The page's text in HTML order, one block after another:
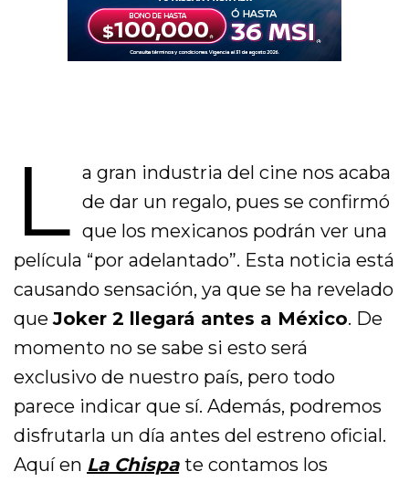
L a gran industria del cine nos acaba
de dar un regalo, pues se confirmó
que los mexicanos podrán ver una
película “por adelantado”. Esta noticia está
causando sensación, ya que se ha revelado
queJoker 2 llegará antes a México. De
momento no se sabe si esto será
exclusivo de nuestro país, pero todo
parece indicar que sí. Además, podremos
disfrutarla un día antes del estreno oficial.
Aquí en La Chispa te contamos los